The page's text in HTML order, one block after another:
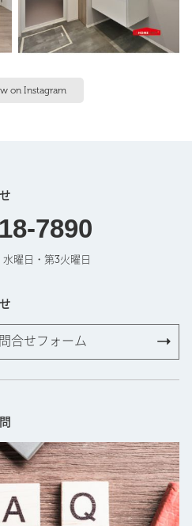
on Instagram
7890
曜日・第3火曜日
合せフォーム